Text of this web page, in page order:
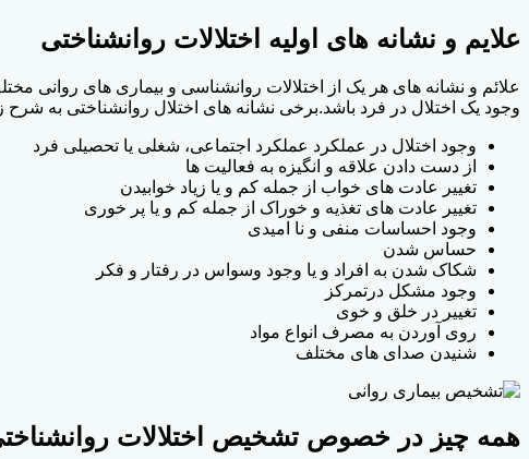
علایم و نشانه های اولیه اختلالات روانشناختی
علائم و نشانه های هر یک از اختلالات روانشناسی و بیماری های
وجود یک اختلال در فرد باشد.برخی نشانه های اختلال روانشناختی به شرح
وجود اختلال در عملکرد عملکرد اجتماعی، شغلی یا تحصیلی فرد
از دست دادن علاقه و انگیزه به فعالیت ها
تغییر عادت های خواب از جمله کم و یا زیاد خوابیدن
تغییر عادت های تغذیه و خوراک از جمله کم و یا پر خوری
وجود احساسات منفی و نا امیدی
حساس شدن
شکاک شدن به افراد و یا وجود وسواس در رفتار و فکر
وجود مشکل درتمرکز
تغییر در خلق و خوی
روی آوردن به مصرف انواع مواد
شنیدن صدای های مختلف
همه چیز در خصوص تشخیص اختلالات